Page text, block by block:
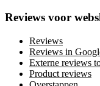
Reviews voor
Reviews
Reviews in
Externe reviews
Product reviews